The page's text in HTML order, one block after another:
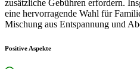
zusätzliche Gebühren erfordern.
eine hervorragende Wahl für
Mischung aus Entspannung und
Positive Aspekte